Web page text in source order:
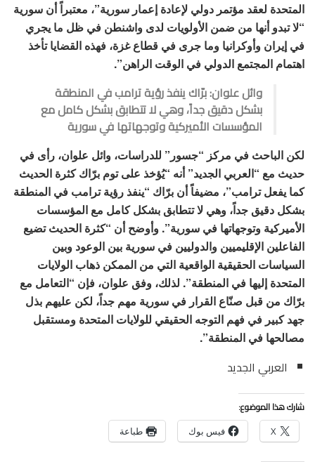
المتحدة لعقد مؤتمر دولي لإعادة إعمار سورية”، معتبراً أن سورية
“لا تبدو أنها من ضمن الأولويات لدى واشنطن في ظل ما يجري
في إيران وأوكرانيا وما جرى في قطاع غزة، فهذه القضايا تأخذ
اهتمام المجتمع الدولي في الوقت الراهن”.
وائل علوان: برّاك ينفذ رؤية ترامب في المنطقة
بشكل دقيق جداً، وهي لا تتطابق بشكل كامل مع
المؤسسات الأميركية وتوجهاتها في سورية
لكن الباحث في مركز “جسور” للدراسات، وائل علوان، رأى في
حديث مع “العربي الجديد” أنه “يُؤخذ على توم برّاك كثرة الحديث
كما يفعل ترامب”، مضيفاً أن برّاك “ينفذ رؤية ترامب في المنطقة
بشكل دقيق جداً، وهي لا تتطابق بشكل كامل مع المؤسسات
الأميركية وتوجهاتها في سورية”. وأوضح أن “كثرة الحديث تضيع
الفاعلين الإقليميين والدوليين في سورية بين الوعود وبين
السياسات الحقيقية الواقعية التي من الممكن ذهاب الولايات
المتحدة إليها في المنطقة”. لذلك، وفق علوان، فإن “التعامل مع
برّاك من قبل صنّاع القرار في سورية مهم جداً، لكن عليهم بذل
جهد كبير في فهم التوجه الحقيقي للولايات المتحدة ومستقبل
مصالحها في المنطقة”.
العربي الجديد
شارك هذا الموضوع:
X فيس بوك طباعة